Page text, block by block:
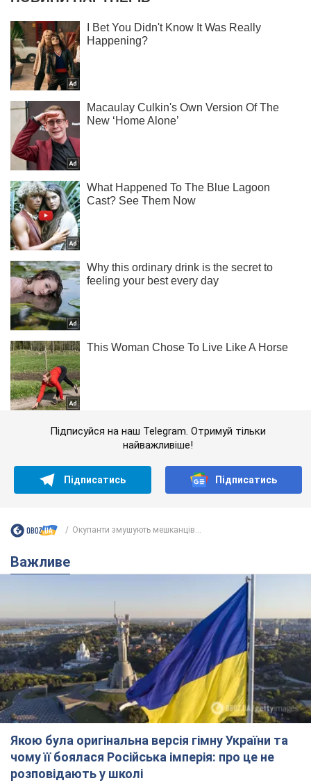
Підписуйся на наш Telegram. Отримуй тільки
найважливіше!
Підписатись Підписатись
Окупанти змушують мешканців...
Важливе
Якою була оригінальна версія гімну України та
чому її боялася Російська імперія: про це не
розповідають у школі